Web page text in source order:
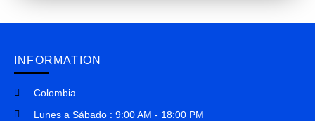
INFORMATION
Colombia
Lunes a Sábado : 9:00 AM - 18:00 PM